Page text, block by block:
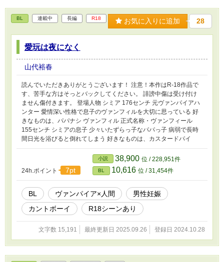
BL 連載中 長編 R18 お気に入りに追加 28
愛玩は夜になく
山代裕春
読んでいただきありがとうございます！ 注意！本作はR-18作品で
す、苦手な方はそっとバックしてください。 誹謗中傷は受け付け
ません傷付きます。 登場人物 シミア 176センチ 元ヴァンパイアハ
ンター 愛情深い性格で息子のヴァンフィルを大切に思っている 好
きなものは、パパナシ ヴァンフィル 正式名称・ヴァンフィール
155センチ シミアの息子 少々いたずらっ子なパパっ子 病弱で長時
間日光を浴びると倒れてしまう 好きなものは、カスタードパイ
24h.ポイント 7pt
小説 38,900 位 / 228,951件
BL 10,616 位 / 31,454件
BL ヴァンパイア×人間
男性妊娠
カントボーイ
R18シーンあり
文字数 15,191 最終更新日 2025.09.26 登録日 2024.10.28